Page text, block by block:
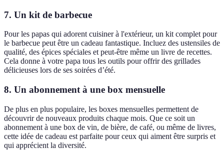
7. Un kit de barbecue
Pour les papas qui adorent cuisiner à l'extérieur, un kit complet pour
le barbecue peut être un cadeau fantastique. Incluez des ustensiles de
qualité, des épices spéciales et peut-être même un livre de recettes.
Cela donne à votre papa tous les outils pour offrir des grillades
délicieuses lors de ses soirées d’été.
8. Un abonnement à une box mensuelle
De plus en plus populaire, les boxes mensuelles permettent de
découvrir de nouveaux produits chaque mois. Que ce soit un
abonnement à une box de vin, de bière, de café, ou même de livres,
cette idée de cadeau est parfaite pour ceux qui aiment être surpris et
qui apprécient la diversité.